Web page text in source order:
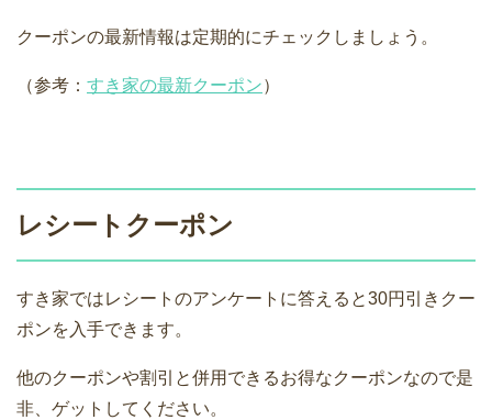
クーポンの最新情報は定期的にチェックしましょう。
（参考： すき家の最新クーポン）
レシートクーポン
すき家ではレシートのアンケートに答えると30円引きクー
ポンを入手できます。
他のクーポンや割引と併用できるお得なクーポンなので是
非、ゲットしてください。